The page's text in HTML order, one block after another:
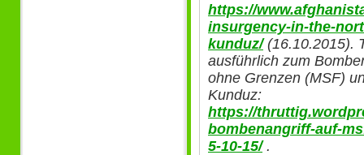
https://
insurgency-in-the-
kunduz/(16.10.2015).
ausführlich zum
ohne Grenzen (MSF)
Kunduz:
https://
bombenangriff-auf-
5-10-15/.